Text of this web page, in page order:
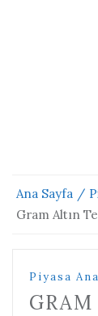
Ana Sayfa
Gram Altın
Piyasa